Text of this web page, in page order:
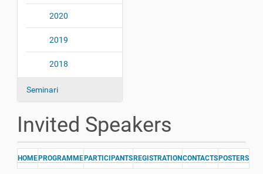
2020
2019
2018
Seminari
Invited Speakers
HOME PROGRAMME PARTICIPANTS REGISTRATION CONTACTS POSTERS